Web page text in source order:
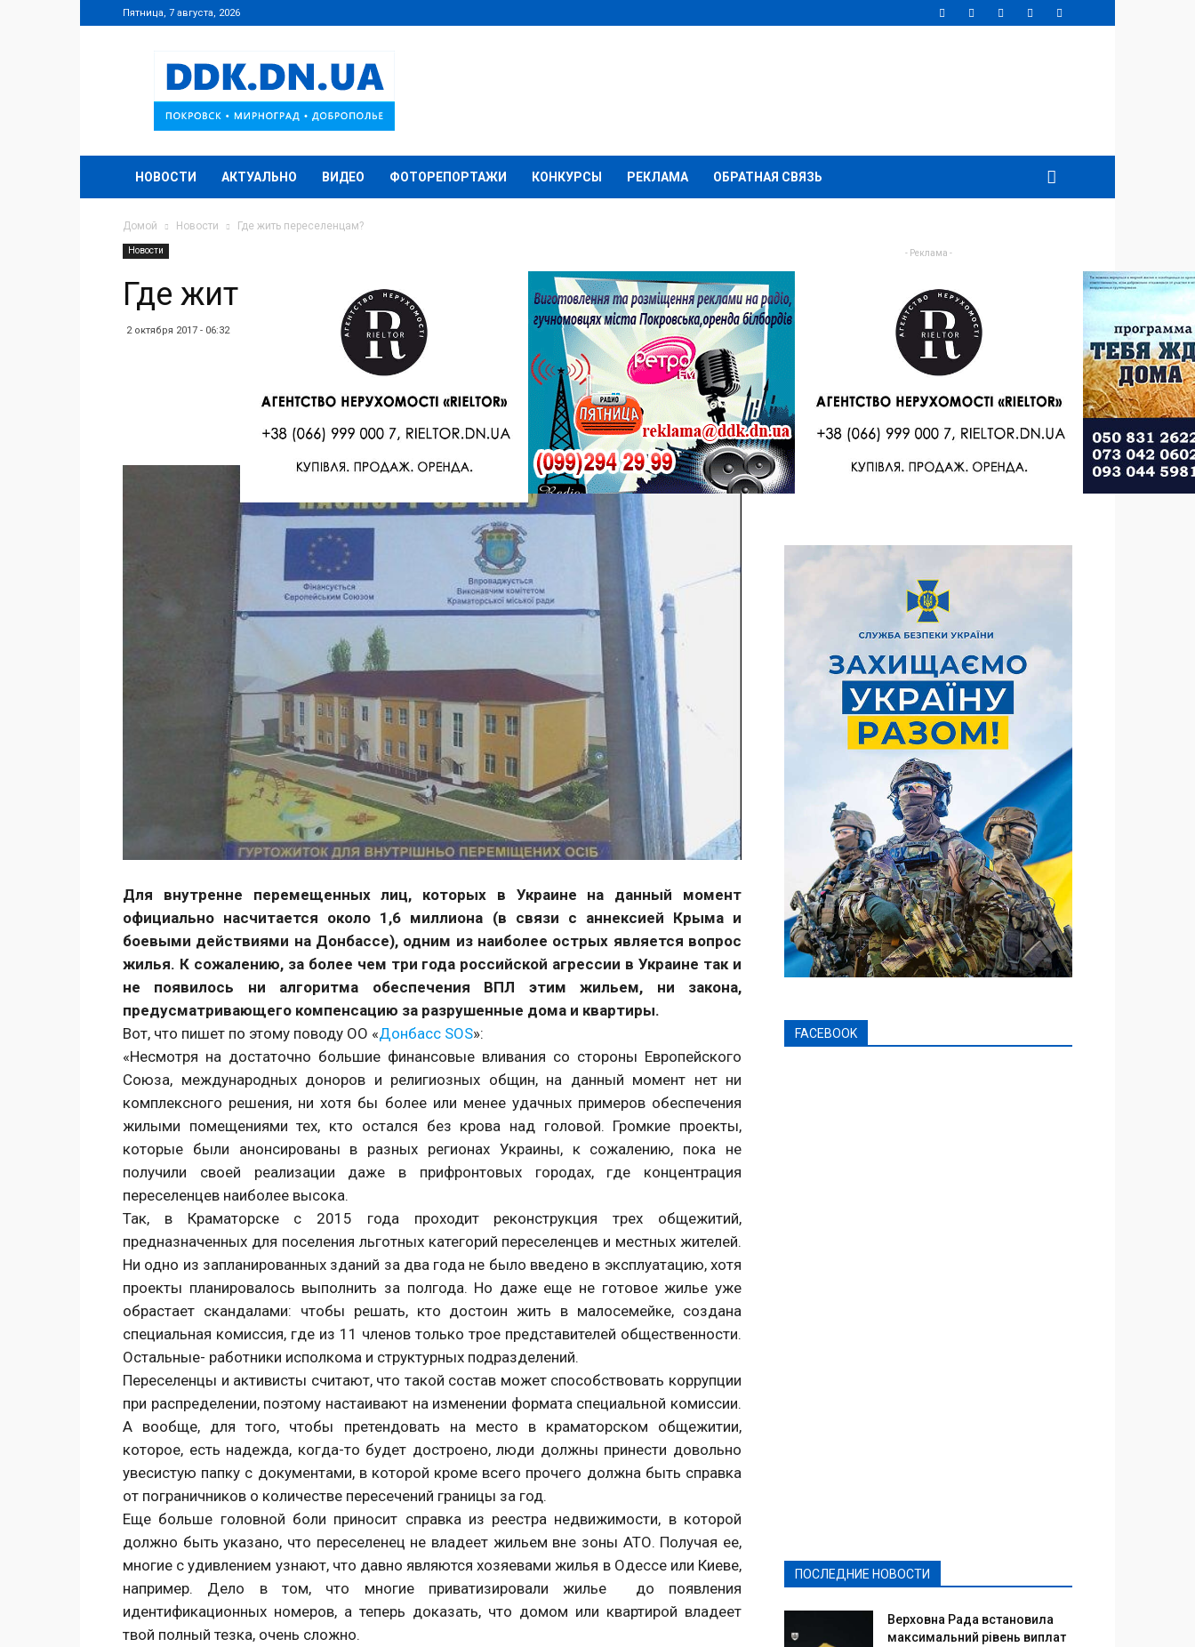
Пятница, 7 августа, 2026
DDK.DN.UA
НОВОСТИ АКТУАЛЬНО ВИДЕО ФОТОРЕПОРТАЖИ КОНКУРСЫ РЕКЛАМА ОБРАТНАЯ СВЯЗЬ
Домой Новости Где жить переселенцам?
Новости
Где жить переселенцам?
2 октября 2017 - 06:32
Facebook Twitter Telegram
Для внутренне перемещенных лиц, которых в Украине на данный момент
официально насчитается около 1,6 миллиона (в связи с аннексией Крыма и
боевыми действиями на Донбассе), одним из наиболее острых является вопрос
жилья. К сожалению, за более чем три года российской агрессии в Украине так и
не появилось ни алгоритма обеспечения ВПЛ этим жильем, ни закона,
предусматривающего компенсацию за разрушенные дома и квартиры.
Вот, что пишет по этому поводу ОО «Донбасс SOS»:
«Несмотря на достаточно большие финансовые вливания со стороны Европейского
Союза, международных доноров и религиозных общин, на данный момент нет ни
комплексного решения, ни хотя бы более или менее удачных примеров обеспечения
жилыми помещениями тех, кто остался без крова над головой. Громкие проекты,
которые были анонсированы в разных регионах Украины, к сожалению, пока не
получили своей реализации даже в прифронтовых городах, где концентрация
переселенцев наиболее высока.
Так, в Краматорске с 2015 года проходит реконструкция трех общежитий,
предназначенных для поселения льготных категорий переселенцев и местных жителей.
Ни одно из запланированных зданий за два года не было введено в эксплуатацию, хотя
проекты планировалось выполнить за полгода. Но даже еще не готовое жилье уже
обрастает скандалами: чтобы решать, кто достоин жить в малосемейке, создана
специальная комиссия, где из 11 членов только трое представителей общественности.
Остальные- работники исполкома и структурных подразделений.
Переселенцы и активисты считают, что такой состав может способствовать коррупции
при распределении, поэтому настаивают на изменении формата специальной комиссии.
А вообще, для того, чтобы претендовать на место в краматорском общежитии,
которое, есть надежда, когда-то будет достроено, люди должны принести довольно
увесистую папку с документами, в которой кроме всего прочего должна быть справка
от пограничников о количестве пересечений границы за год.
Еще больше головной боли приносит справка из реестра недвижимости, в которой
должно быть указано, что переселенец не владеет жильем вне зоны АТО. Получая ее,
многие с удивлением узнают, что давно являются хозяевами жилья в Одессе или Киеве,
например. Дело в том, что многие приватизировали жилье до появления
идентификационных номеров, а теперь доказать, что домом или квартирой владеет
твой полный тезка, очень сложно.
- Реклама -
FACEBOOK
ПОСЛЕДНИЕ НОВОСТИ
Верховна Рада встановила
максимальний рівень виплат